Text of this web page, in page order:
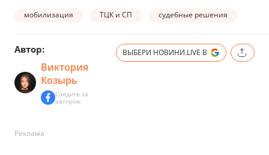
мобилизация ТЦК и СП судебные решения
Автор:
Виктория
Козырь
Следите за
автором
ВЫБЕРИ НОВИНИ.LIVE В
Реклама